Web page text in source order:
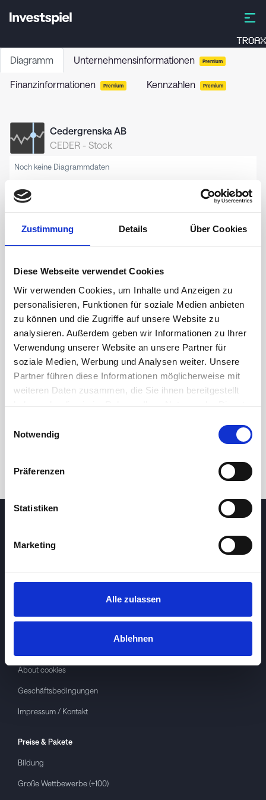
Zustimmung Details Über Cookies
Diese Webseite verwendet Cookies
Wir verwenden Cookies, um Inhalte und Anzeigen zu
personalisieren, Funktionen für soziale Medien anbieten
zu können und die Zugriffe auf unsere Website zu
analysieren. Außerdem geben wir Informationen zu Ihrer
Verwendung unserer Website an unsere Partner für
soziale Medien, Werbung und Analysen weiter. Unsere
Partner führen diese Informationen möglicherweise mit
weiteren Daten zusammen, die Sie ihnen bereitgestellt
haben oder die sie im Rahmen Ihrer Nutzung der Dienste
Notwendig
Präferenzen
Statistiken
Marketing
Alle zulassen
Ablehnen
Diagramm Unternehmensinformationen Premium
Finanzinformationen Premium Kennzahlen Premium
Cedergrenska AB
CEDER - Stock
Noch keine Diagrammdaten
24 Std. 1M 3M 1J 5J
About cookies
Geschäftsbedingungen
Impressum / Kontakt
Preise & Pakete
Bildung
Große Wettbewerbe (+100)